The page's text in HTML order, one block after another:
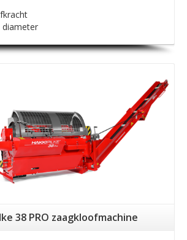
diameter
38 PRO zaagkloofmachine